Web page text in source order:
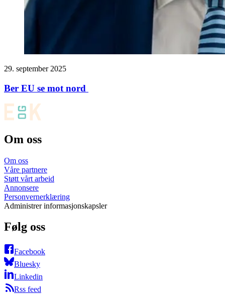
29. september 2025
Ber EU se mot nord
Om oss
Om oss
Våre partnere
Støtt vårt arbeid
Annonsere
Personvernerklæring
Administrer informasjonskapsler
Følg oss
Facebook
Bluesky
Linkedin
Rss feed